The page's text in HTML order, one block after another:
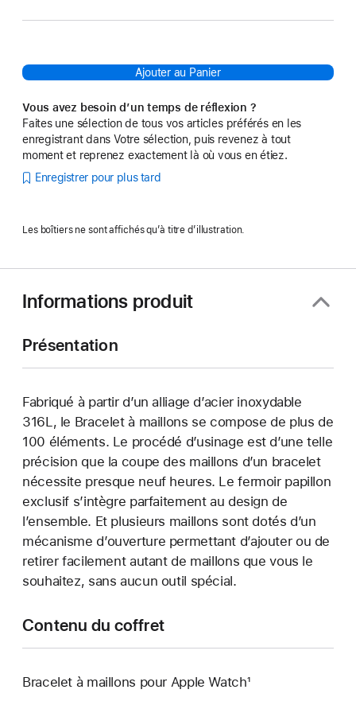
Ajouter au Panier
Vous avez besoin d’un temps de réflexion ?
Faites une sélection de tous vos articles préférés en les
enregistrant dans Votre sélection, puis revenez à tout
moment et reprenez exactement là où vous en étiez.
Enregistrer pour plus tard
Les boîtiers ne sont affichés qu’à titre d’illustration.
Informations produit
Présentation
Fabriqué à partir d’un alliage d’acier inoxydable
316L, le Bracelet à maillons se compose de plus de
100 éléments. Le procédé d’usinage est d’une telle
précision que la coupe des maillons d’un bracelet
nécessite presque neuf heures. Le fermoir papillon
exclusif s’intègre parfaitement au design de
l’ensemble. Et plusieurs maillons sont dotés d’un
mécanisme d’ouverture permettant d’ajouter ou de
retirer facilement autant de maillons que vous le
souhaitez, sans aucun outil spécial.
Contenu du coffret
Bracelet à maillons pour Apple Watch¹